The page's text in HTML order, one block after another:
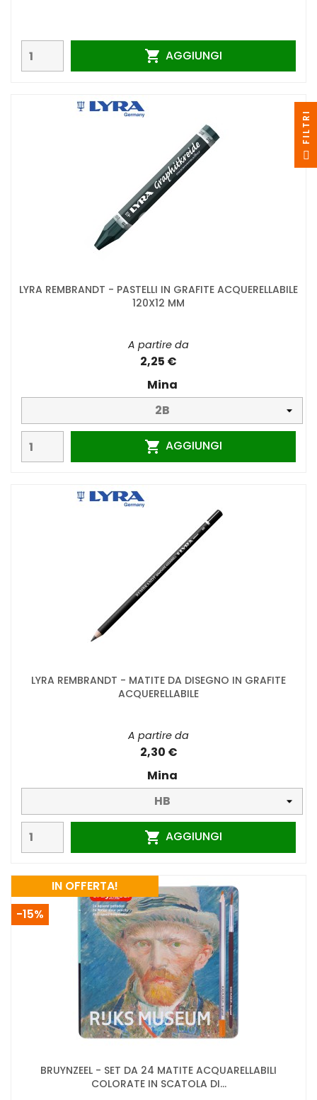
 AGGIUNGI
LYRA REMBRANDT - PASTELLI IN GRAFITE ACQUERELLABILE
120X12 MM
A partire da
2,25 €
Mina
 AGGIUNGI
LYRA REMBRANDT - MATITE DA DISEGNO IN GRAFITE
ACQUERELLABILE
A partire da
2,30 €
Mina
 AGGIUNGI
BRUYNZEEL - SET DA 24 MATITE ACQUARELLABILI
COLORATE IN SCATOLA DI...
IN OFFERTA!
-15%
I